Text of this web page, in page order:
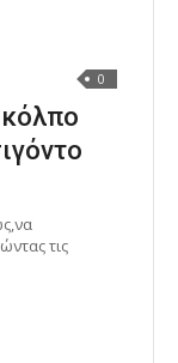
0
κόλπο
τις